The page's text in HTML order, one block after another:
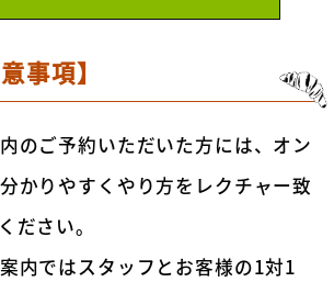
事項】
のご予約いただいた方には、オン
かりやすくやり方をレクチャー致
ださい。
内ではスタッフとお客様の1対1